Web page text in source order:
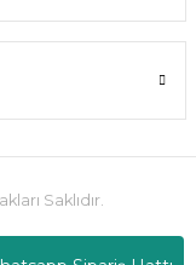
Saklıdır.